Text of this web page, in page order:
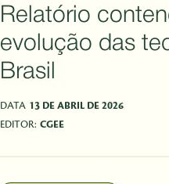
Relatório
evolução das
Brasil
DATA 13 DE ABRIL DE 2026
EDITOR: CGEE